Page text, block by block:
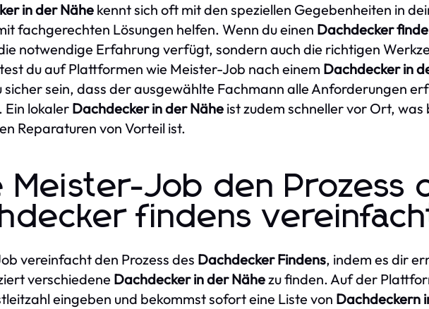
in der Nähe kennt sich oft mit den speziellen Gegebenheiten in
fachgerechten Lösungen helfen. Wenn du einen Dachdecker
notwendige Erfahrung verfügt, sondern auch die richtigen
du auf Plattformen wie Meister-Job nach einem Dachdecker in
sicher sein, dass der ausgewählte Fachmann alle Anforderungen
Ein lokalerDachdecker in der Nähe ist zudem schneller vor Ort,
Reparaturen von Vorteil ist.
Meister-Job den Prozess
findens
vereinfacht den Prozess des Dachdecker Findens, indem es dir
verschiedene Dachdecker in der Nähezu finden. Auf der
eingeben und bekommst sofort eine Liste von Dachdeckern